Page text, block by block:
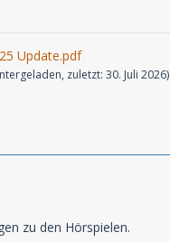
Update.pdf
zuletzt: 30. Juli 2026)
zu den Hörspielen.